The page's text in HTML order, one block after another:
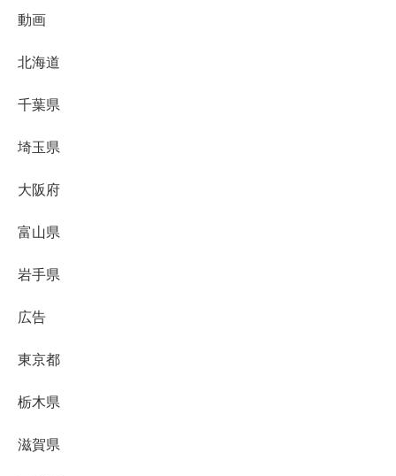
動画
北海道
千葉県
埼玉県
大阪府
富山県
岩手県
広告
東京都
栃木県
滋賀県